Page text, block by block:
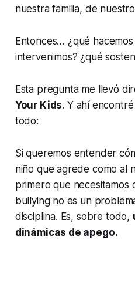
nuestra familia, de
Entonces… ¿qué
intervenimos? ¿qué
Esta pregunta me llevó
Your Kids. Y ahí
todo:
Si queremos entender
niño que agrede como al
primero que necesitamos
bullying no es un
disciplina. Es, sobre todo,
dinámicas de apego.